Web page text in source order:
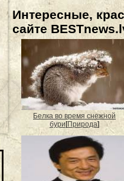
Интересные,
сайте
Белка во время снежной
бури [Природа]